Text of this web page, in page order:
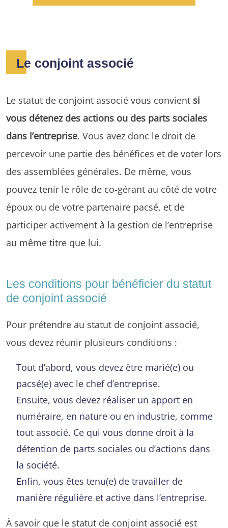
Le conjoint associé
Le statut de conjoint associé vous convient si
vous détenez des actions ou des parts sociales
dans l’entreprise. Vous avez donc le droit de
percevoir une partie des bénéfices et de voter lors
des assemblées générales. De même, vous
pouvez tenir le rôle de co-gérant au côté de votre
époux ou de votre partenaire pacsé, et de
participer activement à la gestion de l’entreprise
au même titre que lui.
Les conditions pour bénéficier du statut
de conjoint associé
Pour prétendre au statut de conjoint associé,
vous devez réunir plusieurs conditions :
Tout d’abord, vous devez être marié(e) ou
pacsé(e) avec le chef d’entreprise.
Ensuite, vous devez réaliser un apport en
numéraire, en nature ou en industrie, comme
tout associé. Ce qui vous donne droit à la
détention de parts sociales ou d’actions dans
la société.
Enfin, vous êtes tenu(e) de travailler de
manière régulière et active dans l’entreprise.
À savoir que le statut de conjoint associé est